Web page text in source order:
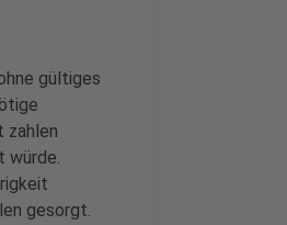
gültiges
zahlen
würde.
gesorgt.